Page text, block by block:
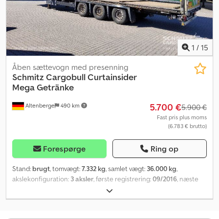
hævetag (hydraulisk). Du finder hele vores udvalg af køretøjer på .
Ønsker du finansiering? Med vores merværditjenester tilbyder vi
dig individuelle finansieringsmuligheder, samt omfattende
service- og telematikydelser. Vi rådgiver dig gerne. Chedpfx
Apozraitonea
1 / 15
Altenberge 490 km
Åben sættevogn med presenning
Schmitz CargobullCurtainsider
Mega Getränke
5.700 €5.900 €
Fast pris plus moms
(6.783 € brutto)
Forespørge Ring op
Stand: brugt, tomvægt:7.332 kg, samlet vægt: 36.000 kg,
akslekonfiguration: 3 aksler, første registrering:09/2016, næste
, længde af lastrum:
læsningsbredde:2.480 mm, lastepladshøjde:2.950 mm,